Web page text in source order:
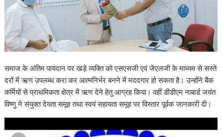
समाज के अंतिम पायदान पर खड़े व्यक्ति को एसएसजी एवं जेएलजी के माध्यम से सस्ते
दरों में ऋण उपलब्ध करा कर आत्मनिर्भर बनने में मददगार हो सकता है। उन्होंने बैंक
कर्मियों से प्राथमिकता क्षेत्र में ऋण देने हेतु आग्रह किया। वहीं डीडीएम नाबार्ड जयंत
विष्णु ने संयुक्त देयता समूह तथा स्वयं सहायता समूह पर विस्तार पूर्वक जानकारी दी।